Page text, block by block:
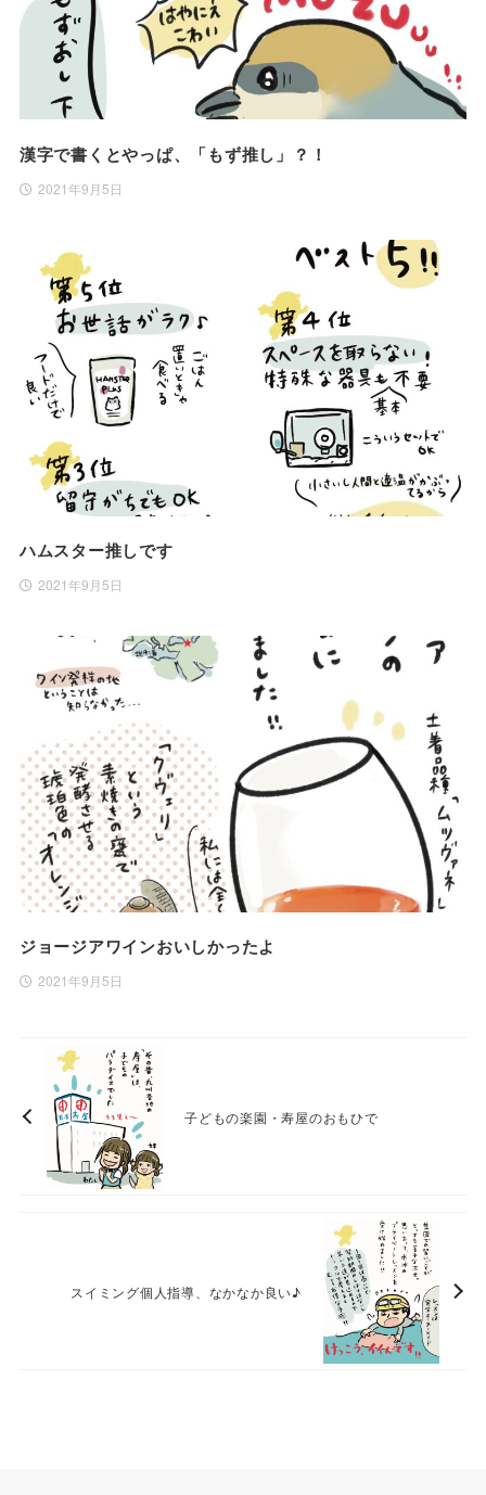
漢字で書くとやっぱ、「もず推し」？！
2021年9月5日
ハムスター推しです
2021年9月5日
ジョージアワインおいしかったよ
2021年9月5日
子どもの楽園・寿屋のおもひで
スイミング個人指導、なかなか良い♪